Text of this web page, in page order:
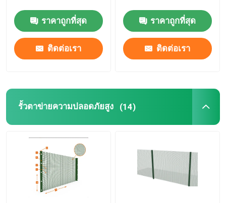
ม่านตาข่ายโลหะ
คอกสุนัขสำหรับงานหนัก
ราคาถูกที่สุด
ติดต่อเรา
ราคาถูกที่สุด
ติดต่อเรา
รั้วตาข่ายความปลอดภัยสูง (14)